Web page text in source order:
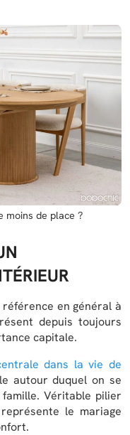
moins de place ?
en général à
depuis toujours
capitale.
dans la vie de
autour duquel on se
Véritable pilier
le mariage